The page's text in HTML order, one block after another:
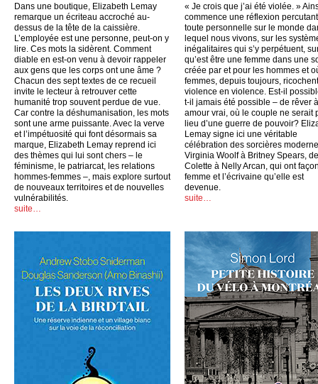
Dans une boutique, Elizabeth Lemay
remarque un écriteau accroché au-
dessus de la tête de la caissière.
L’employée est une personne, peut-on y
lire. Ces mots la sidèrent. Comment
diable en est-on venu à devoir rappeler
aux gens que les corps ont une âme ?
Chacun des sept textes de ce recueil
invite le lecteur à retrouver cette
humanité trop souvent perdue de vue.
Car contre la déshumanisation, les mots
sont une arme puissante. Avec la verve
et l’impétuosité qui font désormais sa
marque, Elizabeth Lemay reprend ici
des thèmes qui lui sont chers – le
féminisme, le patriarcat, les relations
hommes-femmes –, mais explore surtout
de nouveaux territoires et de nouvelles
vulnérabilités.
suite…
« Je crois que j’ai été violée. »
commence une réflexion
toute personnelle sur le monde
lequel nous vivons, sur les
inégalitaires qui s’y perpétuent,
qu’est être une femme dans une
créée par et pour les hommes et
femmes, depuis toujours,
violence en violence. Est-il
t-il jamais été possible – de rêver
amour vrai, où le couple ne serait
lieu d’une guerre de pouvoir?
Lemay signe ici une véritable
célébration des sorcières
Virginia Woolf à Britney Spears, de
Colette à Nelly Arcan, qui ont
femme et l’écrivaine qu’elle est
devenue.
suite…